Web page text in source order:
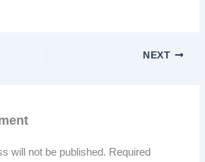
NEXT
will not be published. Required